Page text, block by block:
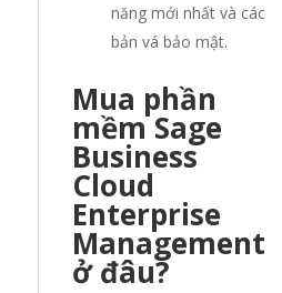
năng mới nhất và các
bản vá bảo mật.
Mua phần
mềm Sage
Business
Cloud
Enterprise
Management
ở đâu?